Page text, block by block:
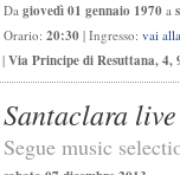
Da giovedì 01 gennaio 1970 a
Orario: 20:30 | Ingresso: vai
| Via Principe di Resuttana, 4,
Santaclara
Segue music